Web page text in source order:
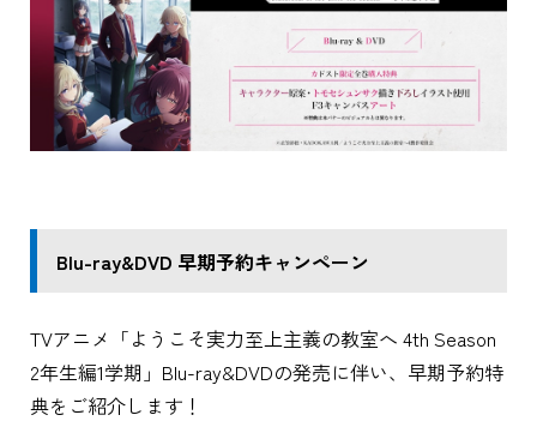
Blu-ray&DVD 早期予約キャンペーン
TVアニメ「ようこそ実力至上主義の教室へ 4th Season
2年生編1学期」Blu-ray&DVDの発売に伴い、早期予約特
典をご紹介します！